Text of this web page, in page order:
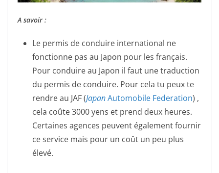
A savoir :
Le permis de conduire international ne
fonctionne pas au Japon pour les français.
Pour conduire au Japon il faut une traduction
du permis de conduire. Pour cela tu peux te
rendre au JAF (JapanAutomobile Federation) ,
cela coûte 3000 yens et prend deux heures.
Certaines agences peuvent également fournir
ce service mais pour un coût un peu plus
élevé.